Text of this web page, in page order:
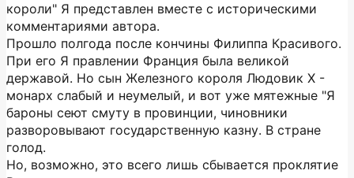
короли" Я представлен вместе с историческими
комментариями автора.
Прошло полгода после кончины Филиппа Красивого.
При его Я правлении Франция была великой
державой. Но сын Железного короля Людовик X -
монарх слабый и неумелый, и вот уже мятежные "Я
бароны сеют смуту в провинции, чиновники
разворовывают государственную казну. В стране
голод.
Но, возможно, это всего лишь сбывается проклятие